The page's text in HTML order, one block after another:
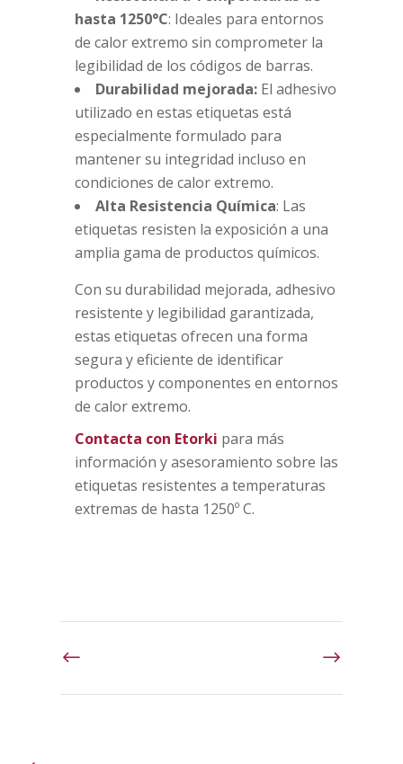
hasta 1250°C: Ideales para entornos
de calor extremo sin comprometer la
legibilidad de los códigos de barras.
Durabilidad mejorada:El adhesivo
utilizado en estas etiquetas está
especialmente formulado para
mantener su integridad incluso en
condiciones de calor extremo.
Alta Resistencia Química: Las
etiquetas resisten la exposición a una
amplia gama de productos químicos.
Con su durabilidad mejorada, adhesivo
resistente y legibilidad garantizada,
estas etiquetas ofrecen una forma
segura y eficiente de identificar
productos y componentes en entornos
de calor extremo.
Contacta con Etorki para más
información y asesoramiento sobre las
etiquetas resistentes a temperaturas
extremas de hasta 1250º C.